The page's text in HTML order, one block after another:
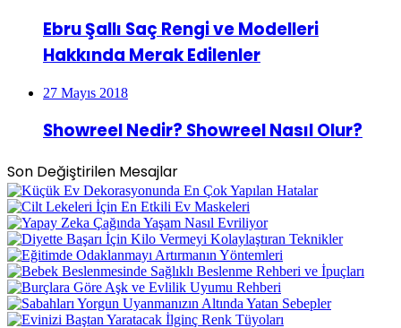
Ebru Şallı Saç Rengi ve Modelleri
Hakkında Merak Edilenler
27 Mayıs 2018
Showreel Nedir? Showreel Nasıl Olur?
Son Değiştirilen Mesajlar